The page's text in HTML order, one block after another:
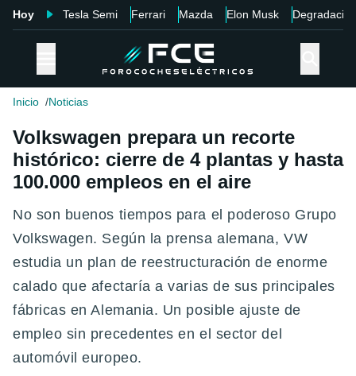
Hoy Tesla Semi Ferrari Mazda Elon Musk Degradación
Inicio Noticias
Volkswagen prepara un recorte
histórico: cierre de 4 plantas y hasta
100.000 empleos en el aire
No son buenos tiempos para el poderoso Grupo
Volkswagen. Según la prensa alemana, VW
estudia un plan de reestructuración de enorme
calado que afectaría a varias de sus principales
fábricas en Alemania. Un posible ajuste de
empleo sin precedentes en el sector del
automóvil europeo.